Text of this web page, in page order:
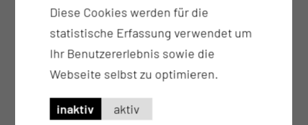
Kamila Lukasiak
Diese Cookies werden für die
statistische Erfassung verwendet um
Ihr Benutzererlebnis sowie die
Webseite selbst zu optimieren.
inaktiv aktiv